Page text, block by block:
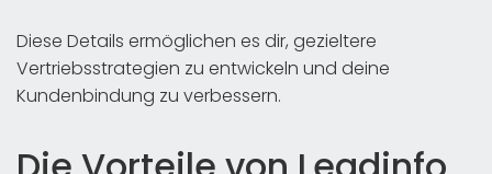
Diese Details ermöglichen es dir, gezieltere
Vertriebsstrategien zu entwickeln und deine
Kundenbindung zu verbessern.